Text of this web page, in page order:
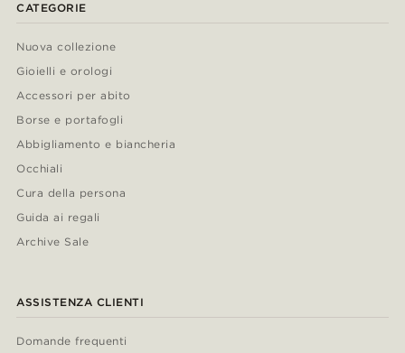
CATEGORIE
Nuova collezione
Gioielli e orologi
Accessori per abito
Borse e portafogli
Abbigliamento e biancheria
Occhiali
Cura della persona
Guida ai regali
Archive Sale
ASSISTENZA CLIENTI
Domande frequenti